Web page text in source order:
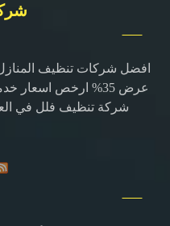
افضل شركات تنظيف
عرض 35% ارخص اسعار
شركة تنظيف فلل في